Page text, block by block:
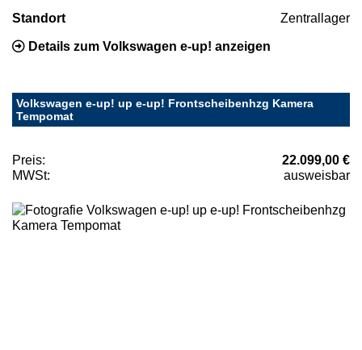
Standort Zentrallager
Details zum Volkswagen e-up! anzeigen
Volkswagen e-up! up e-up! Frontscheibenhzg Kamera
Tempomat
Preis:
22.099,00 €
MWSt:
ausweisbar